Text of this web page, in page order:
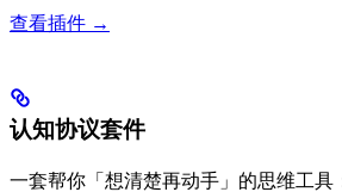
查看插件 →
认知协议套件
一套帮你「想清楚再动手」的思维工具